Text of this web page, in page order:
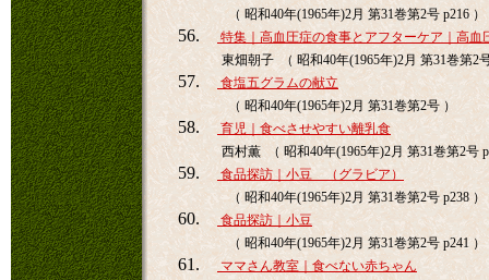
（ 昭和40年(1965年)2月 第31巻第2号 p216 ）
56.
特集｜高血圧症の食事とアフターケア｜高血
東畑朝子 （ 昭和40年(1965年)2月 第31巻第2
57.
食塩五グラムの献立
（ 昭和40年(1965年)2月 第31巻第2号 ）
58.
育児｜食べさせやすい離乳食
西村薫 （ 昭和40年(1965年)2月 第31巻第2号
59.
食品探訪｜小豆 （グラビア）
（ 昭和40年(1965年)2月 第31巻第2号 p238 ）
60.
食品探訪｜小豆
（ 昭和40年(1965年)2月 第31巻第2号 p241 ）
61.
ママさん教室｜食べない赤ちゃん